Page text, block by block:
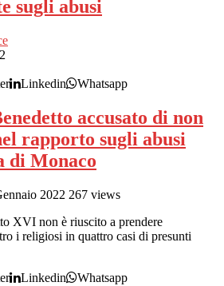
sugli abusi
Linkedin Whatsapp
accusato di non
rapporto sugli abusi
di Monaco
2022 267 views
XVI non è riuscito a prendere
i religiosi in quattro casi di presunti
Linkedin Whatsapp